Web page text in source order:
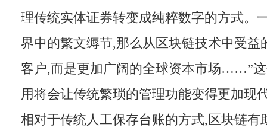
理传统实体证券转变成纯粹数字的方式。
界中的繁文缛节,那么从区块链技术中受益
客户,而是更加广阔的全球资本市场……”
用将会让传统繁琐的管理功能变得更加现
相对于传统人工保存台账的方式,区块链有